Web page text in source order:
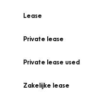
Lease
Private lease
Private lease used
Zakelijke lease